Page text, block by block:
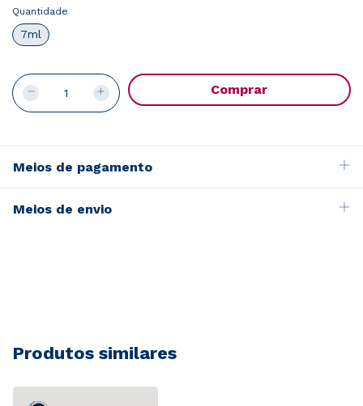
Quantidade
7ml
Meios de pagamento
Meios de envio
Produtos similares